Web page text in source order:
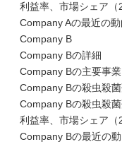
利益率、市場シェア（
Company Aの最近の
Company B
Company Bの詳細
Company Bの主要事業
Company Bの殺虫殺
Company Bの殺虫殺
利益率、市場シェア（
Company Bの最近の